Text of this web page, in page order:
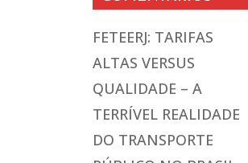
FETEERJ: TARIFAS
ALTAS VERSUS
QUALIDADE – A
TERRÍVEL REALIDADE
DO TRANSPORTE